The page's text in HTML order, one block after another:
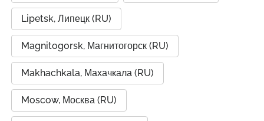
Lipetsk, Липецк (RU)
Magnitogorsk, Магнитогорск (RU)
Makhachkala, Махачкала (RU)
Moscow, Москва (RU)